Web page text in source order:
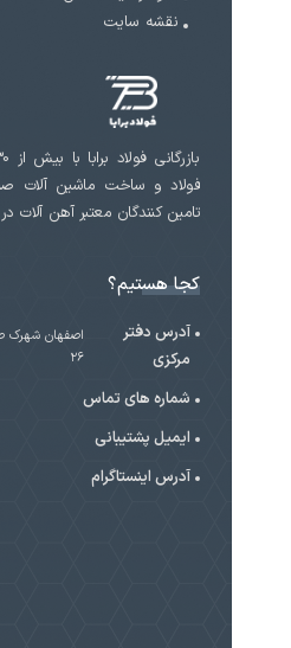
نقشه سایت
فولاد و ساخت ماشین آلات
تامین کنندگان معتبر آهن
کجا هستیم؟
آدرس دفتر
مرکزی
اصفهان شهرک
۲۶
شماره های تماس
ایمیل پشتیبانی
آدرس اینستاگرام